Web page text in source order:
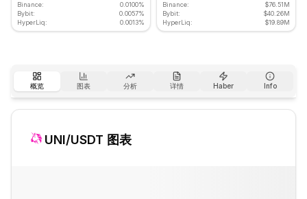
Binance:
0.0100%
Bybit:
0.0057%
HyperLiq:
0.0013%
Binance:
$76.51M
Bybit:
$40.26M
HyperLiq:
$19.89M
概览 图表 分析 详情 Haber Info
UNI/USDT 图表